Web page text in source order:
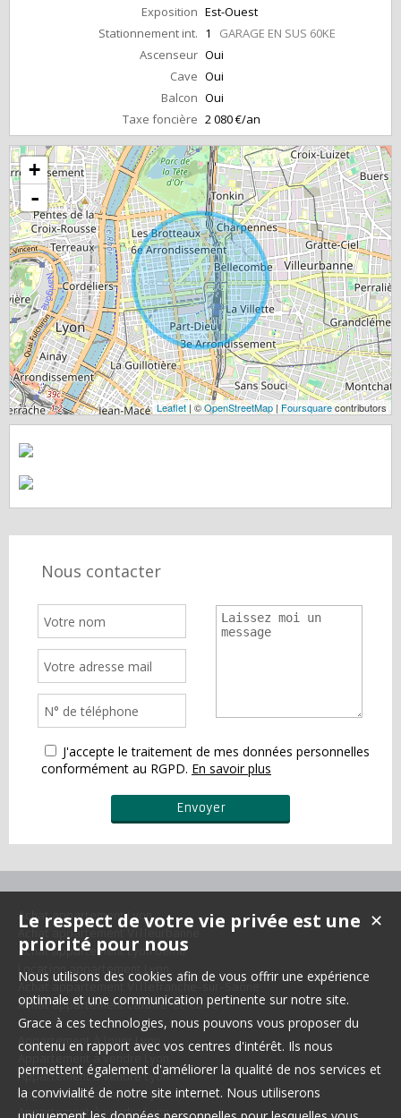
Exposition Est-Ouest
Stationnement int. 1 GARAGE EN SUS 60KE
Ascenseur Oui
Cave Oui
Balcon Oui
Taxe foncière 2 080 €/an
+
-
Leaflet | ©OpenStreetMap |Foursquarecontributors
Nous contacter
J'accepte le traitement de mes données personnelles
conformément au RGPD. En savoir plus
Achat appartement Lyon
Achat appartement Villeurbanne
Achat appartement Lyon 6ème
Location appartement Lyon
Achat appartement Caluire-et-Cuire
Appartement à louer Lyon
Appartement à vendre Lyon
Appartement à vendre Lyon
Appartement à vendre Lyon
Appartement à vendre Lyon
✕
Le respect de votre vie privée est une
priorité pour nous
Nous utilisons des cookies afin de vous offrir une expérience
optimale et une communication pertinente sur notre site.
Grace à ces technologies, nous pouvons vous proposer du
contenu en rapport avec vos centres d'intérêt. Ils nous
permettent également d'améliorer la qualité de nos services et
la convivialité de notre site internet. Nous utiliserons